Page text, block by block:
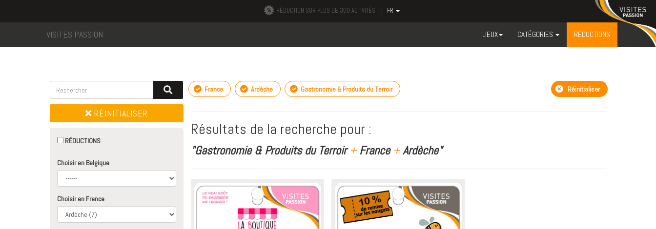
RÉDUCTION SUR PLUS DE 300 ACTIVITÉS FR
VISITES PASSION LIEUX CATÉGORIES RÉDUCTIONS
RÉINITIALISER
RÉDUCTIONS
Choisir en Belgique
Choisir en France
France Ardèche Gastronomie & Produits du Terroir Réinitialiser
Résultats de la recherche pour :
"Gastronomie & Produits du Terroir+France +Ardèche"